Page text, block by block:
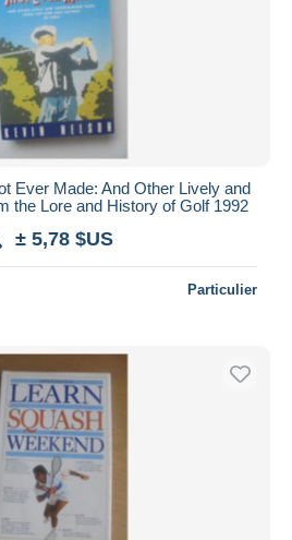
Ever Made: And Other Lively and
the Lore and History of Golf 1992
± 5,78 $US
Particulier